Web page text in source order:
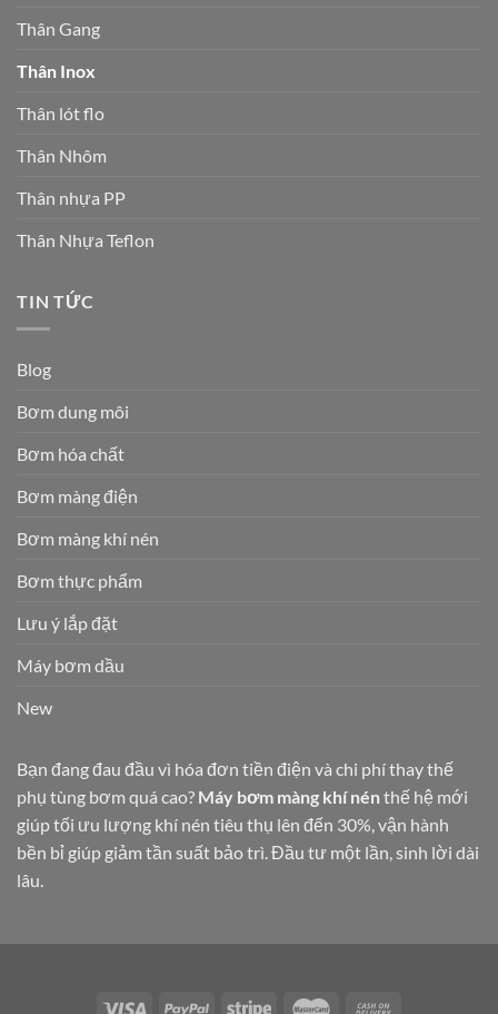
Thân Gang
Thân Inox
Thân lót flo
Thân Nhôm
Thân nhựa PP
Thân Nhựa Teflon
TIN TỨC
Blog
Bơm dung môi
Bơm hóa chất
Bơm màng điện
Bơm màng khí nén
Bơm thực phẩm
Lưu ý lắp đặt
Máy bơm dầu
New
Bạn đang đau đầu vì hóa đơn tiền điện và chi phí thay thế
phụ tùng bơm quá cao? Máy bơm màng khí nénthế hệ mới
giúp tối ưu lượng khí nén tiêu thụ lên đến 30%, vận hành
bền bỉ giúp giảm tần suất bảo trì. Đầu tư một lần, sinh lời dài
lâu.